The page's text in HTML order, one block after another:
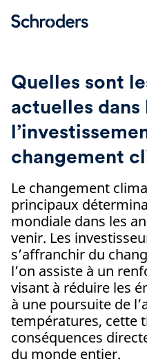
Quelles sont
actuelles
changement
Le changement
principaux
mondiale dans les
venir. Les
s’affranchir du
l’on assiste à un
visant à réduire les
à une poursuite de
températures, cette
conséquences
du monde entier.